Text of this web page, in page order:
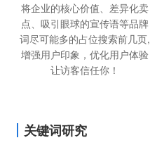
将企业的核心价值、差异化卖
点、吸引眼球的宣传语等品牌
词尽可能多的占位搜索前几页,
增强用户印象，优化用户体验
让访客信任你！
关键词研究